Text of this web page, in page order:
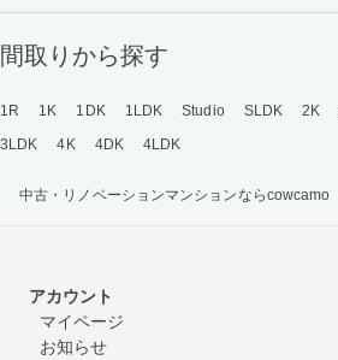
間取りから探す
1R 1K 1DK 1LDK Studio SLDK 2K
3LDK
4K 4DK 4LDK
中古・リノベーションマンションならcowcamo
アカウント
マイページ
お知らせ